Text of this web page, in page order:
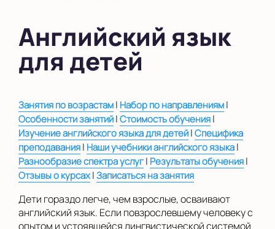
Якиманка
в Южном Бутово
на Беломорской
на Домодедовской
на Коломенской
в Московской
области
Показать на карте
Английский язык
для детей
Занятия по возрастам| Набор по направлениям|
Особенности занятий|Стоимость обучения|
Изучение английского языка для детей|Специфика
преподавания| Наши учебники английского языка|
Разнообразие спектра услуг| Результаты обучения|
Отзывы о курсах|Записаться на занятия
Дети гораздо легче, чем взрослые, осваивают
английский язык. Если повзрослевшему человеку с
опытом и устоявшейся лингвистической системой